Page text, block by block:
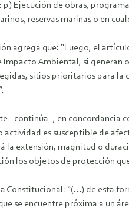
p) Ejecución de obras,
reservas marinas o en
agrega que: “Luego, el
Impacto Ambiental, si generan
sitios prioritarios para la
–continúa–, en concordancia
actividad es susceptible de
la extensión, magnitud o
los objetos de protección
Constitucional: “(…) de esta
se encuentre próxima a un